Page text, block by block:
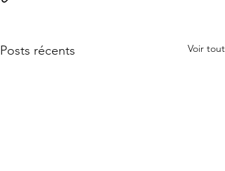
Posts récents Voir tout